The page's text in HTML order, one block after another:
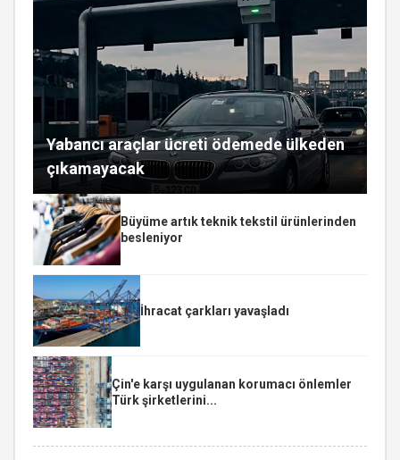
Yabancı araçlar ücreti ödemede ülkeden
çıkamayacak
Büyüme artık teknik tekstil ürünlerinden
besleniyor
İhracat çarkları yavaşladı
Çin'e karşı uygulanan korumacı önlemler
Türk şirketlerini...